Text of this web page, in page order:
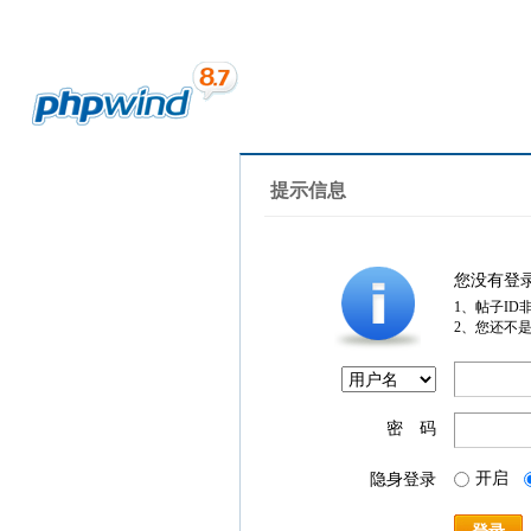
提示信息
您没有登
1、帖子ID
2、您还不
密 码
隐身登录 开启